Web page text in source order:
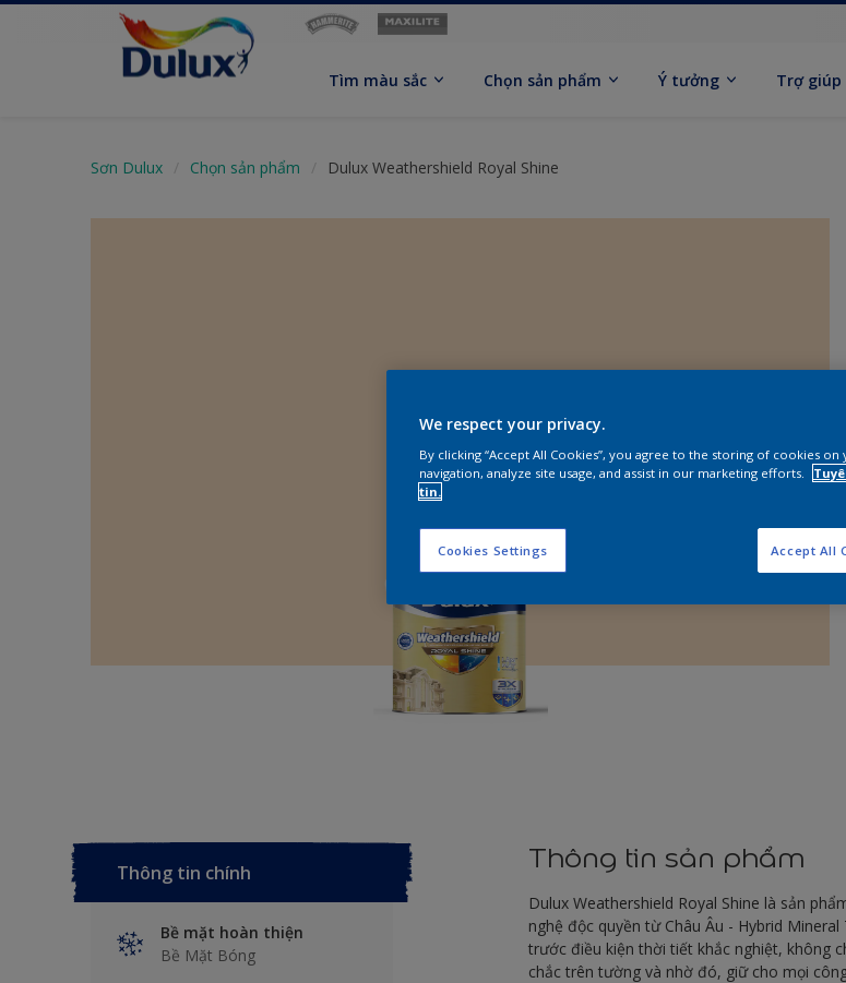
Tìm màu sắc Chọn sản phẩm Ý tưởng Trợ
Sơn Dulux Chọn sản phẩm Dulux Weathershield Royal Shine
Thông tin chính
Bề mặt hoàn thiện
Bề Mặt Bóng
Thông tin sản phẩm
Dulux Weathershield Royal Shine là sản
nghệ độc quyền từ Châu Âu - Hybrid
trước điều kiện thời tiết khắc nghiệt, không
chắc trên tường và nhờ đó, giữ cho mọi
We respect your privacy.
By clicking “Accept All Cookies”, you agree to the storing of cookies
navigation, analyze site usage, and assist in our marketing efforts.
tin.
Cookies Settings Accept All